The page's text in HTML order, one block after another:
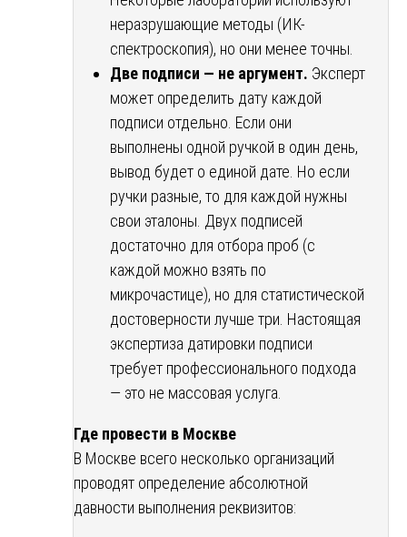
неразрушающие методы (ИК-
спектроскопия), но они менее точны.
Две подписи — не аргумент. Эксперт
может определить дату каждой
подписи отдельно. Если они
выполнены одной ручкой в один день,
вывод будет о единой дате. Но если
ручки разные, то для каждой нужны
свои эталоны. Двух подписей
достаточно для отбора проб (с
каждой можно взять по
микрочастице), но для статистической
достоверности лучше три. Настоящая
экспертиза датировки подписи
требует профессионального подхода
— это не массовая услуга.
Где провести в Москве
В Москве всего несколько организаций
проводят определение абсолютной
давности выполнения реквизитов: